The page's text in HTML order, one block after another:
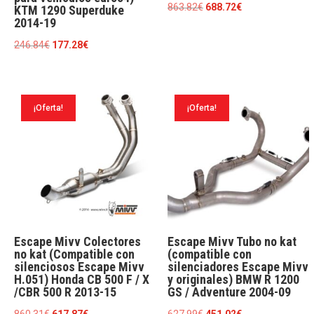
KTM 1290 Superduke
2014-19
246.84€ El
177.28€El
177.28€.
863.82€ El
688.72€El
¡Oferta!
Escape Mivv Colectores
no kat (Compatible con
silenciosos Escape Mivv
H.051) Honda CB 500 F / X
/CBR 500 R 2013-15
¡Oferta!
Escape Mivv Tubo no kat
(compatible con
silenciadores Escape Mivv
y originales) BMW R 1200
GS / Adventure 2004-09